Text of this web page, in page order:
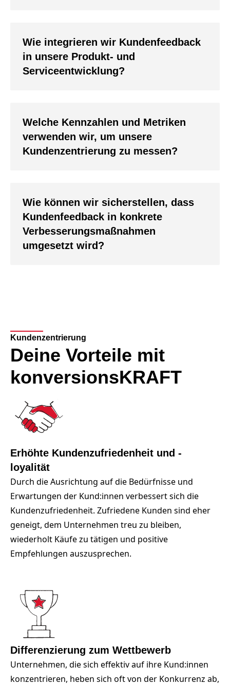
Wie integrieren wir Kundenfeedback
in unsere Produkt- und
Serviceentwicklung?
Welche Kennzahlen und Metriken
verwenden wir, um unsere
Kundenzentrierung zu messen?
Wie können wir sicherstellen, dass
Kundenfeedback in konkrete
Verbesserungsmaßnahmen
umgesetzt wird?
Kundenzentrierung
Deine Vorteile mit
konversionsKRAFT
Erhöhte Kundenzufriedenheit und -
loyalität
Durch die Ausrichtung auf die Bedürfnisse und
Erwartungen der Kund:innen verbessert sich die
Kundenzufriedenheit. Zufriedene Kunden sind eher
geneigt, dem Unternehmen treu zu bleiben,
wiederholt Käufe zu tätigen und positive
Empfehlungen auszusprechen.
Differenzierung zum Wettbewerb
Unternehmen, die sich effektiv auf ihre Kund:innen
konzentrieren, heben sich oft von der Konkurrenz ab,